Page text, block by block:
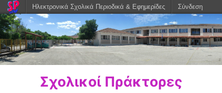
Σχολικοί Πράκτορες
Ηλεκτρονικά Σχολικά Περιοδικά & Εφημερίδες Σύνδεση